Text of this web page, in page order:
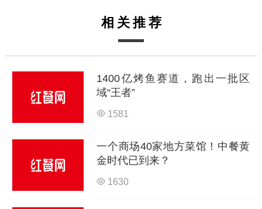
相关推荐
1400亿烤鱼赛道，跑出一批区
域“王者”
1581
一个商场40家地方菜馆！中餐黄
金时代已到来？
1630